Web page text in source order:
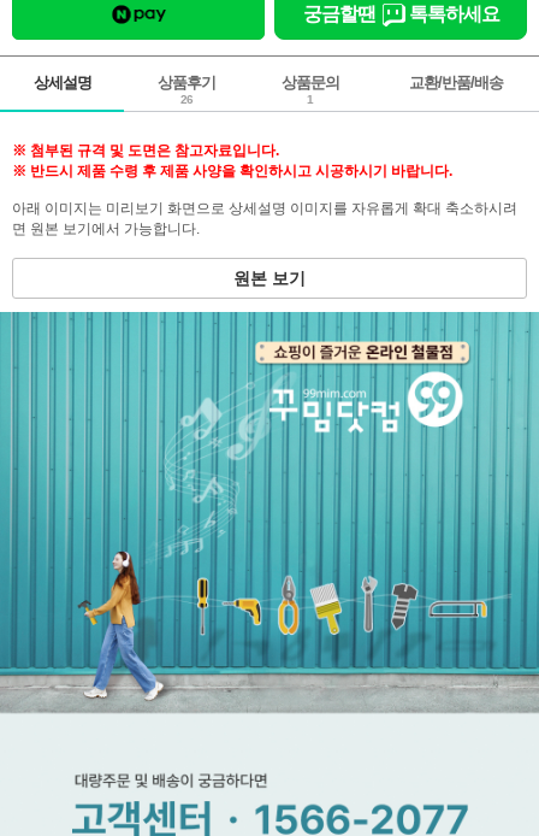
궁금할땐 톡톡하세요
상세설명 상품후기
26
상품문의
1
교환/반품/배송
※ 첨부된 규격 및 도면은 참고자료입니다.
※ 반드시 제품 수령 후 제품 사양을 확인하시고 시공하시기 바랍니다.
아래 이미지는 미리보기 화면으로 상세설명 이미지를 자유롭게 확대 축소하시려
면 원본 보기에서 가능합니다.
원본 보기